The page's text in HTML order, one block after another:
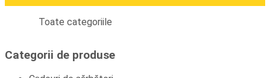
Toate categoriile
Categorii de produse